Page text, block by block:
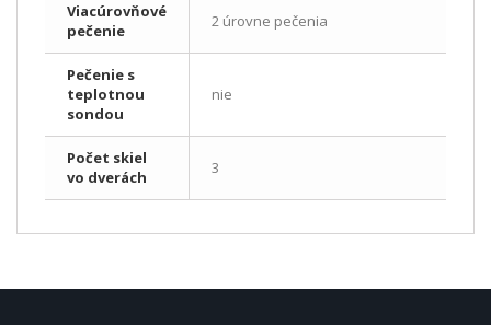
Viacúrovňové
pečenie
2 úrovne pečenia
Pečenie s
teplotnou
sondou
nie
Počet skiel
vo dverách
3